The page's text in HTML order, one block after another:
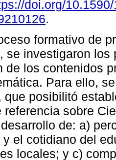
doi.org/
.
formativo de
se investigaron
de los contenidos
Para ello,
que posibilitó
referencia sobre
de: a)
el cotidiano del
locales; y c)